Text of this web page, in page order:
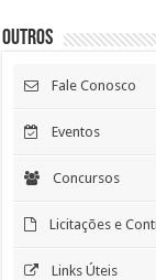
Outros
Fale Conosco
Eventos
Concursos
Licitações e
Links Úteis